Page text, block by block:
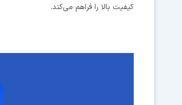
کیفیت بالا را فراهم می‌کند.